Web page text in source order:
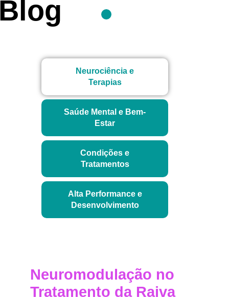
Neurociência e
Terapias
Saúde Mental e Bem-
Estar
Condições e
Tratamentos
Alta Performance e
Desenvolvimento
Neuromodulação no
Tratamento da Raiva